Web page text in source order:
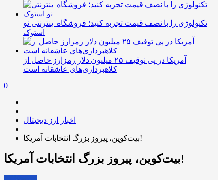
تکنولوژی را با نصف قیمت تجربه کنید؛ فروشگاه اینترنتی نو
استوک
آمریکا در پی توقیف ۲۵ میلیون دلار رمزارز حاصل از
کلاهبرداری‌های عاشقانه است
0
اخبار ارز دیجیتال
بیت‌کوین، پیروز بزرگ انتخابات آمریکا!
بیت‌کوین، پیروز بزرگ انتخابات آمریکا!